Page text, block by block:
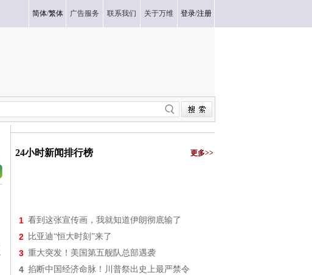
简体/繁体 广告服务 联系我们 关于万维 登录/注册
24小时新闻排行榜 更多>>
1 看到这张宣传画，我就知道伊朗彻底输了
2 比亚迪“恒大时刻”来了
3 重大突发！美国第五舰队总部遇袭
4 掐断中国经济命脉！川普祭出史上最严禁令